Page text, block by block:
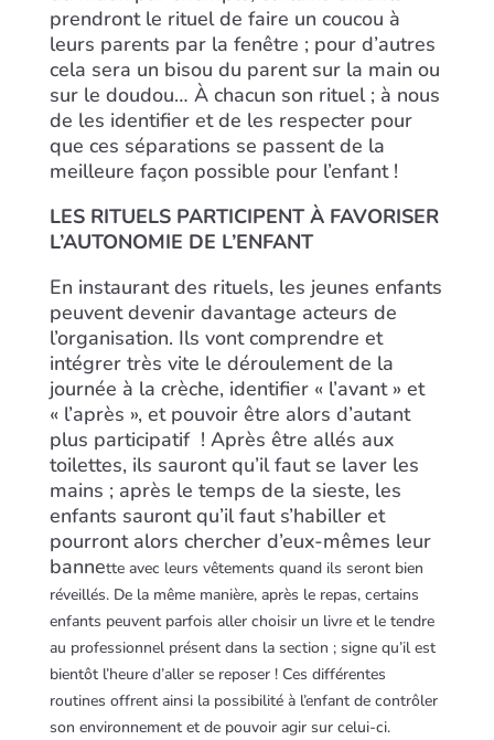
prendront le rituel de faire un coucou à
leurs parents par la fenêtre ; pour d’autres
cela sera un bisou du parent sur la main ou
sur le doudou… À chacun son rituel ; à nous
de les identifier et de les respecter pour
que ces séparations se passent de la
meilleure façon possible pour l’enfant !
LES RITUELS PARTICIPENT À FAVORISER
L’AUTONOMIE DE L’ENFANT
En instaurant des rituels, les jeunes enfants
peuvent devenir davantage acteurs de
l’organisation. Ils vont comprendre et
intégrer très vite le déroulement de la
journée à la crèche, identifier « l’avant » et
« l’après », et pouvoir être alors d’autant
plus participatif ! Après être allés aux
toilettes, ils sauront qu’il faut se laver les
mains ; après le temps de la sieste, les
enfants sauront qu’il faut s’habiller et
pourront alors chercher d’eux-mêmes leur
bannette avec leurs vêtements quand ils seront bien
réveillés. De la même manière, après le repas, certains
enfants peuvent parfois aller choisir un livre et le tendre
au professionnel présent dans la section ; signe qu’il est
bientôt l’heure d’aller se reposer ! Ces différentes
routines offrent ainsi la possibilité à l’enfant de contrôler
son environnement et de pouvoir agir sur celui-ci.